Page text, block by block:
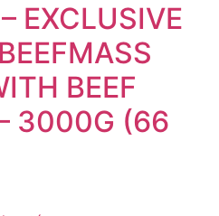
EXCLUSIVE
BEEF
3000G (66